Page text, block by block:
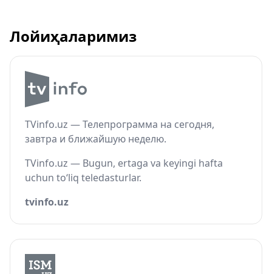
Лойиҳаларимиз
TVinfo.uz — Телепрограмма на сегодня,
завтра и ближайшую неделю.
TVinfo.uz — Bugun, ertaga va keyingi hafta
uchun to‘liq teledasturlar.
tvinfo.uz